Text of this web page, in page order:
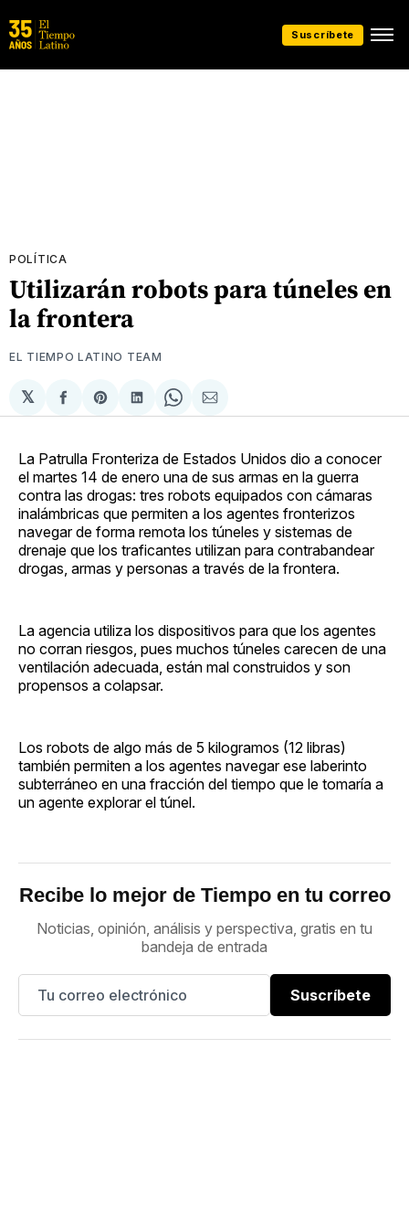
Suscríbete
POLÍTICA
Utilizarán robots para túneles en
la frontera
EL TIEMPO LATINO TEAM
𝕏
Compartir
en
Share
on
Compartir
en
Share
on
Compartir
via
La Patrulla Fronteriza de Estados Unidos dio a conocer
el martes 14 de enero una de sus armas en la guerra
contra las drogas: tres robots equipados con cámaras
inalámbricas que permiten a los agentes fronterizos
navegar de forma remota los túneles y sistemas de
drenaje que los traficantes utilizan para contrabandear
drogas, armas y personas a través de la frontera.
La agencia utiliza los dispositivos para que los agentes
no corran riesgos, pues muchos túneles carecen de una
ventilación adecuada, están mal construidos y son
propensos a colapsar.
Los robots de algo más de 5 kilogramos (12 libras)
también permiten a los agentes navegar ese laberinto
subterráneo en una fracción del tiempo que le tomaría a
un agente explorar el túnel.
Recibe lo mejor de Tiempo en tu correo
Noticias, opinión, análisis y perspectiva, gratis en tu
bandeja de entrada
Suscríbete